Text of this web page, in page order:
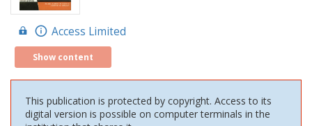
Access Limited
Show content
This publication is protected by copyright. Access to its
digital version is possible on computer terminals in the